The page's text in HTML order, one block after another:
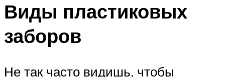
Виды пластиковых
заборов
Не так часто видишь, чтобы